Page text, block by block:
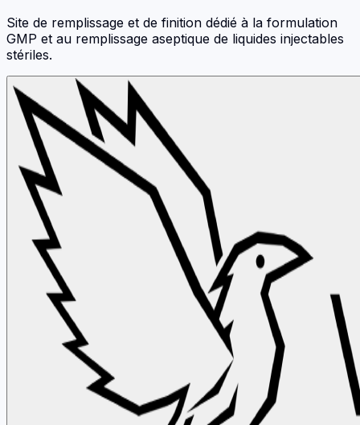
Site de remplissage et de finition dédié à la formulation
GMP et au remplissage aseptique de liquides injectables
stériles.